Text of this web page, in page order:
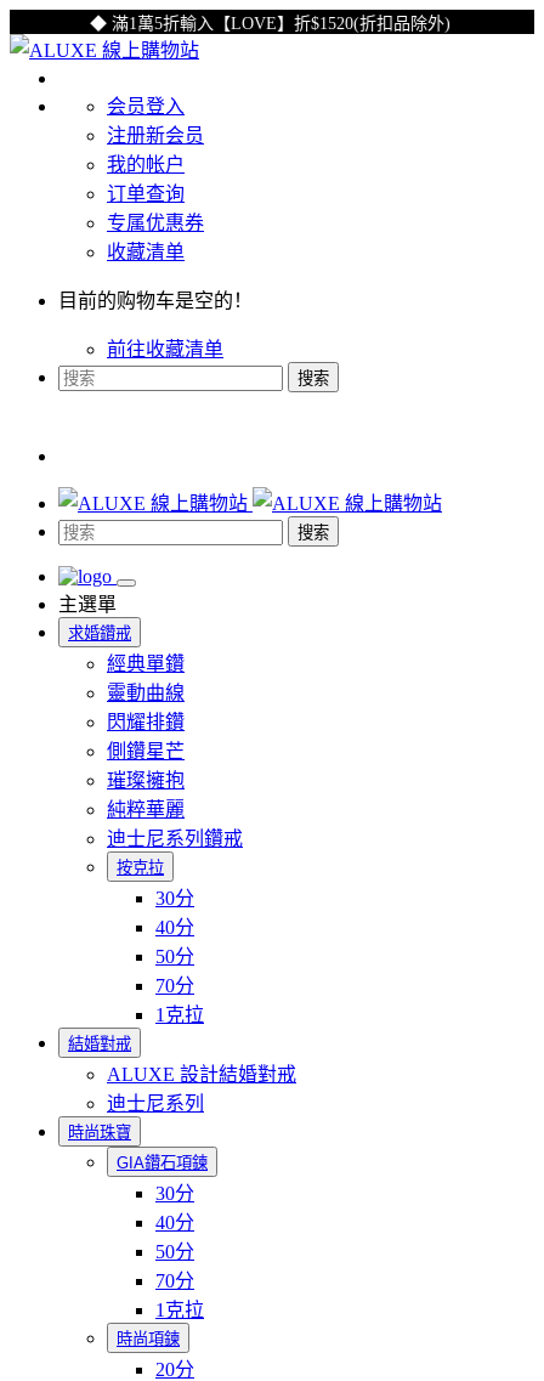
◆ 滿1萬5折輸入【LOVE】折$1520(折扣品除外)
会员登入
注册新会员
我的帐户
订单查询
专属优惠券
收藏清单
目前的购物车是空的！
前往收藏清单
搜索
搜索
主選單
求婚鑽戒
經典單鑽
靈動曲線
閃耀排鑽
側鑽星芒
璀璨擁抱
純粹華麗
迪士尼系列鑽戒
按克拉
30分
40分
50分
70分
1克拉
結婚對戒
ALUXE 設計結婚對戒
迪士尼系列
時尚珠寶
GIA鑽石項鍊
30分
40分
50分
70分
1克拉
時尚項鍊
20分